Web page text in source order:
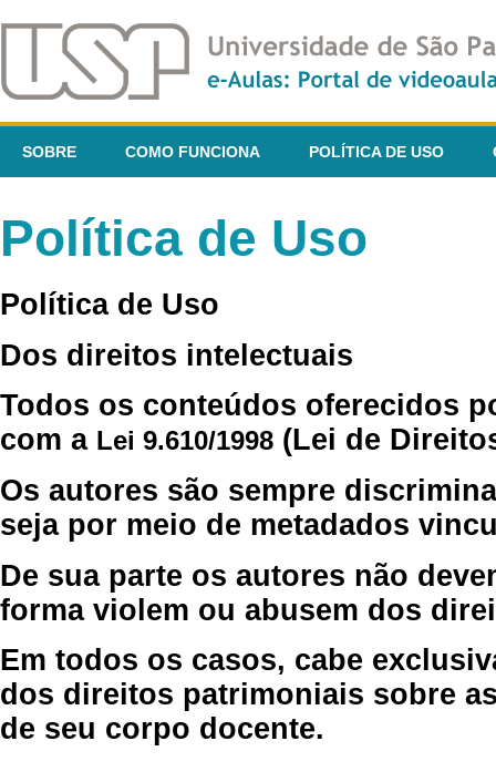
SOBRE COMO FUNCIONA POLÍTICA DE USO
Política de Uso
Política de Uso
Dos direitos intelectuais
Todos os conteúdos oferecidos
com a Lei 9.610/1998 (Lei de
Os autores são sempre
seja por meio de metadados
De sua parte os autores não
forma violem ou abusem dos
Em todos os casos, cabe
dos direitos patrimoniais sobre
de seu corpo docente.